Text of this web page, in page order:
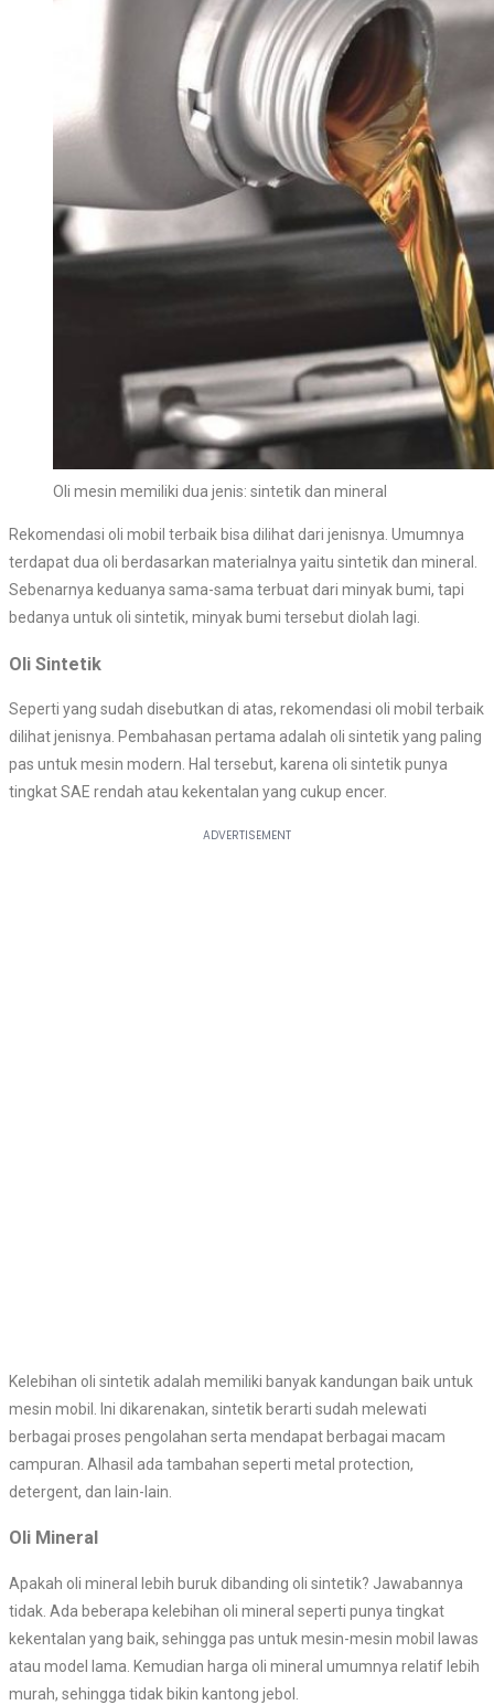
Oli mesin memiliki dua jenis: sintetik dan mineral
Rekomendasi oli mobil terbaik bisa dilihat dari jenisnya. Umumnya
terdapat dua oli berdasarkan materialnya yaitu sintetik dan mineral.
Sebenarnya keduanya sama-sama terbuat dari minyak bumi, tapi
bedanya untuk oli sintetik, minyak bumi tersebut diolah lagi.
Oli Sintetik
Seperti yang sudah disebutkan di atas, rekomendasi oli mobil terbaik
dilihat jenisnya. Pembahasan pertama adalah oli sintetik yang paling
pas untuk mesin modern. Hal tersebut, karena oli sintetik punya
tingkat SAE rendah atau kekentalan yang cukup encer.
Kelebihan oli sintetik adalah memiliki banyak kandungan baik untuk
mesin mobil. Ini dikarenakan, sintetik berarti sudah melewati
berbagai proses pengolahan serta mendapat berbagai macam
campuran. Alhasil ada tambahan seperti metal protection,
detergent, dan lain-lain.
Oli Mineral
Apakah oli mineral lebih buruk dibanding oli sintetik? Jawabannya
tidak. Ada beberapa kelebihan oli mineral seperti punya tingkat
kekentalan yang baik, sehingga pas untuk mesin-mesin mobil lawas
atau model lama. Kemudian harga oli mineral umumnya relatif lebih
murah, sehingga tidak bikin kantong jebol.